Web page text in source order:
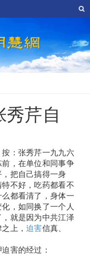
芹自
按：张秀芹一九九六
，在单位和同事争
把自己搞得一身
不好，吃药都看不
都看清了，身体一
，如同换了一个人
就是因为中共江泽
上，迫害信真、
害的经过：